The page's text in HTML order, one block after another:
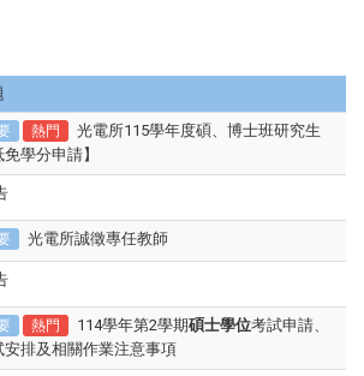
熱門
光電所115學年度碩、博士班研究生
免學分申請】
光電所誠徵專任教師
熱門 114學年第2學期碩士學位考試申請、
安排及相關作業注意事項